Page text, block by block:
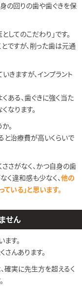
の回りの歯や歯ぐきを保
してのこだわり」です。
ですが、削った歯は元通
きますが、インプラント
ある、歯ぐきに強く当た
なります。
。
と治療費が高いくらいで
さがなく、かつ自身の歯
く違和感も少なく、他の
いる」と思います。
せん
す。
さんあります。
確実に先生方を超えるく